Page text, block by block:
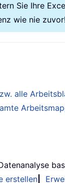
.Charts
Sie Ihre
wie nie zuvor!
alle
erstellen